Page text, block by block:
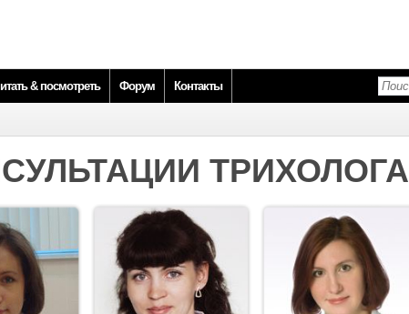
& посмотреть Форум Контакты
ТРИХОЛОГА